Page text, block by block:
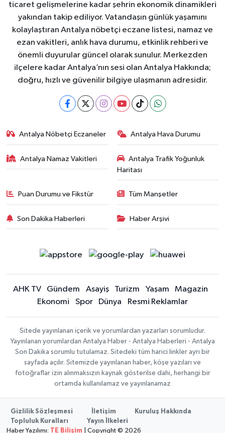
ticaret gelişmelerine kadar şehrin ekonomik dinamikleri
yakından takip ediliyor. Vatandaşın günlük yaşamını
kolaylaştıran Antalya nöbetçi eczane listesi, namaz ve
ezan vakitleri, anlık hava durumu, etkinlik rehberi ve
önemli duyurular güncel olarak sunulur. Merkezden
ilçelere kadar Antalya’nın sesi olan Antalya Hakkında;
doğru, hızlı ve güvenilir bilgiye ulaşmanın adresidir.
Antalya Nöbetçi Eczaneler Antalya Hava Durumu
Antalya Namaz Vakitleri
Antalya Trafik Yoğunluk
Haritası
Puan Durumu ve Fikstür Tüm Manşetler
Son Dakika Haberleri Haber Arşivi
AHK TV Gündem Asayiş Turizm Yaşam
Magazin
Ekonomi
Spor Dünya Resmi Reklamlar
Sitede yayınlanan içerik ve yorumlardan yazarları sorumludur.
Yayınlanan yorumlardan Antalya Haber - Antalya Haberleri - Antalya
Son Dakika sorumlu tutulamaz. Sitedeki tüm harici linkler ayrı bir
sayfada açılır. Sitemizde yayınlanan haber, köşe yazıları ve
fotoğraflar izin alınmaksızın kaynak gösterilse dahi, herhangi bir
ortamda kullanılamaz ve yayınlanamaz
Gizlilik Sözleşmesi İletişim
Kuruluş Hakkında
Topluluk Kuralları
Yayın İlkeleri
Haber Yazılımı:
TE Bilişim | Copyright © 2026